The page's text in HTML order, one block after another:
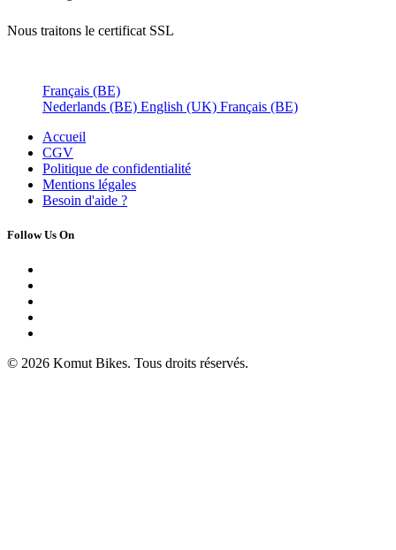
Nous traitons le certificat SSL
Français (BE)
Nederlands (BE) English (UK) Français (BE)
Accueil
CGV
Politique de confidentialité
Mentions légales
Besoin d'aide ?
Follow Us On
© 2026 Komut Bikes. Tous droits réservés.